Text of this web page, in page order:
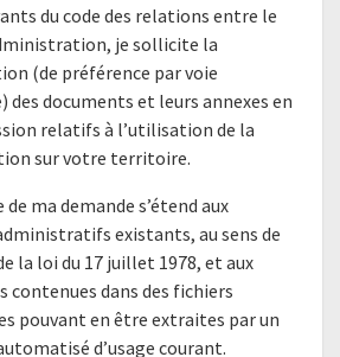
du code des relations entre le
je sollicite la
(de préférence par voie
des documents et leurs annexes en
relatifs à l’utilisation de la
sur votre territoire.
ma demande s’étend aux
existants, au sens de
la loi du 17 juillet 1978, et aux
dans des fichiers
pouvant en être extraites par un
d’usage courant.